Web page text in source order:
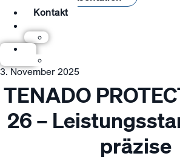
Kontakt
3. November 2025
TENADO
26 –
präzise